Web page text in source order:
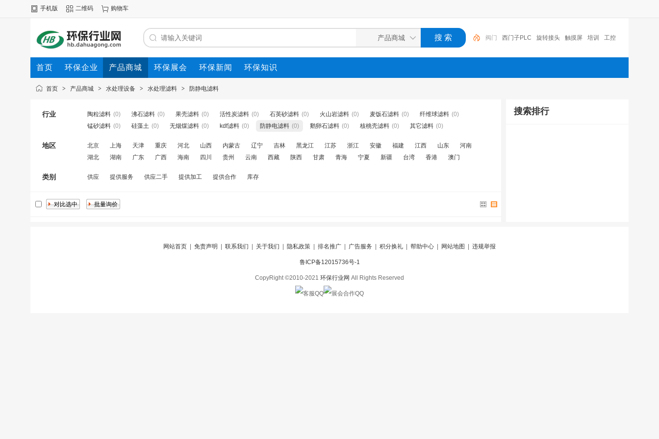
手机版 二维码 购物车
西门子PLC 旋转接头 触摸屏 培训 工控 工控机
变送器 球阀 plc 阀门
首页 环保企业 产品商城 环保展会 环保新闻 环保知识
首页 > 产品商城 > 水处理设备 > 水处理滤料 > 防静电滤料
行业 陶粒滤料 (0) 沸石滤料 (0) 果壳滤料 (0) 活性炭滤料 (0) 石英砂滤料 (0) 火山岩滤料 (0) 麦饭石滤料 (0) 纤维球滤料 (0)
锰砂滤料 (0) 硅藻土 (0) 无烟煤滤料 (0) kdf滤料 (0) 防静电滤料 (0) 鹅卵石滤料 (0) 核桃壳滤料 (0) 其它滤料 (0)
地区 北京 上海 天津 重庆 河北 山西 内蒙古 辽宁 吉林 黑龙江 江苏 浙江 安徽 福建 江西 山东
河南
湖北
湖南 广东 广西 海南 四川 贵州 云南 西藏 陕西 甘肃 青海 宁夏 新疆 台湾 香港 澳门
类别 供应 提供服务 供应二手 提供加工 提供合作 库存
搜索排行
网站首页 免责声明 联系我们 关于我们 隐私政策 排名推广 广告服务 积分换礼 帮助中心 网站地图 违规举报
鲁ICP备12015736号-1
CopyRight ©2010-2021 环保行业网 All Rights Reserved